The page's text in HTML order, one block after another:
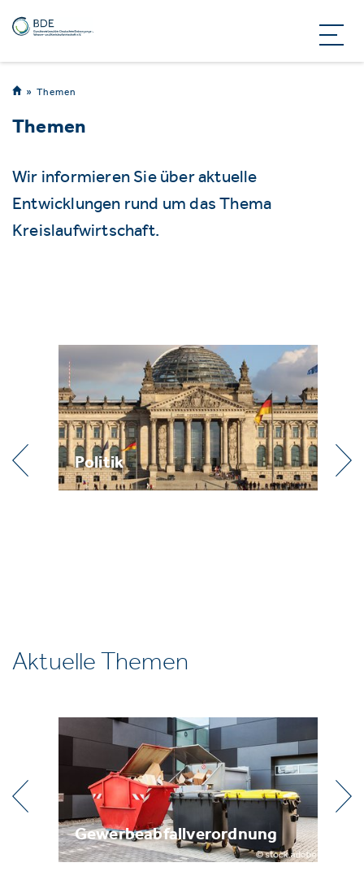
Themen
Themen
Wir informieren Sie über aktuelle
Entwicklungen rund um das Thema
Kreislaufwirtschaft.
Politik
Aktuelle Themen
Gewerbeabfallverordnung